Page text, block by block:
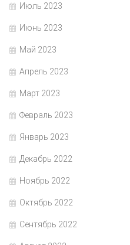
Июль 2023
Июнь 2023
Май 2023
Апрель 2023
Март 2023
Февраль 2023
Январь 2023
Декабрь 2022
Ноябрь 2022
Октябрь 2022
Сентябрь 2022